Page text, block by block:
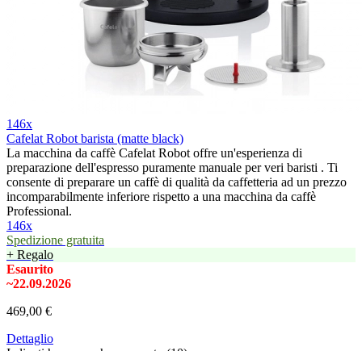
146x
Cafelat Robot barista (matte black)
La macchina da caffè Cafelat Robot offre un'esperienza di
preparazione dell'espresso puramente manuale per veri baristi . Ti
consente di preparare un caffè di qualità da caffetteria ad un prezzo
incomparabilmente inferiore rispetto a una macchina da caffè
Professional.
146x
Spedizione gratuita
+ Regalo
Esaurito
~22.09.2026
469,00 €
Dettaglio